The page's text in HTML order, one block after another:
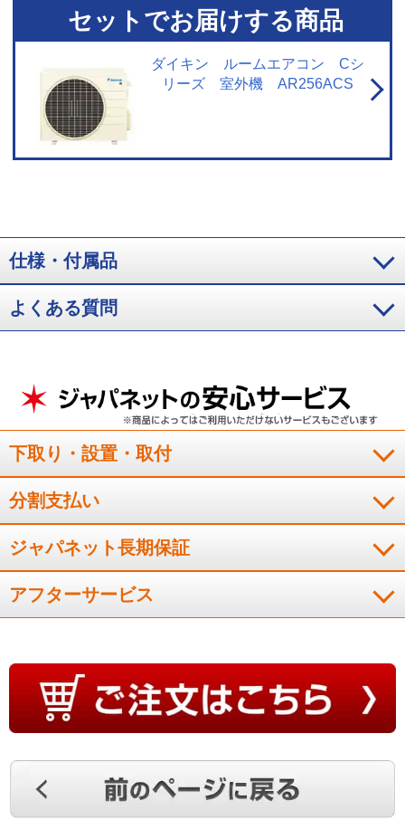
で温度を検知して自動運転を行うため、室内機の設置状況によっては温度を
正確に検知できず、作動しない場合があります。エアコン停止時でも、検知
のために送風運転を行う場合があります。集中コントローラー、ワイヤード
リモコンからの設定はできません。停電中やブレーカーOFF時には、設定して
いても作動しません。
※6 スマートフォンやタブレットPCなどの通信可能
圏内に限ります。（通信費が別途かかります。）通信環境や使用状況によっ
ては、サービスをご利用いただけない場合があります。サービスのご利用時
にダイキン会員サイトCLUB DAIKINへのユーザー登録が必要です。必要なネ
ットワーク環境：お客様がお使いの通信機器（スマートフォン／タブレット
PC）ならびに無線LANインターネット環境。すべてのWi-Fi環境で接続できる
セットでお届けする商品
ダイキン ルームエアコン Cシ
リーズ 室外機 AR256ACS
仕様・付属品
よくある質問
下取り・設置・取付
分割支払い
ジャパネット長期保証
アフターサービス